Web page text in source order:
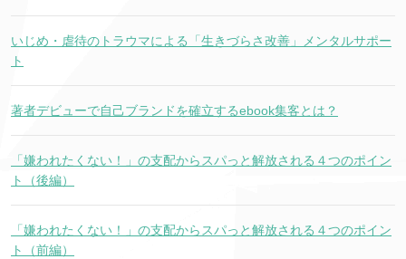
いじめ・虐待のトラウマによる「生きづらさ改善」メンタルサポー
ト
著者デビューで自己ブランドを確立するebook集客とは？
「嫌われたくない！」の支配からスパっと解放される４つのポイン
ト（後編）
「嫌われたくない！」の支配からスパっと解放される４つのポイン
ト（前編）